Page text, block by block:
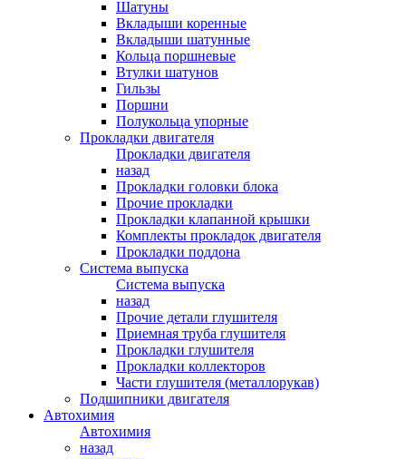
Шатуны
Вкладыши коренные
Вкладыши шатунные
Кольца поршневые
Втулки шатунов
Гильзы
Поршни
Полукольца упорные
Прокладки двигателя
Прокладки двигателя
назад
Прокладки головки блока
Прочие прокладки
Прокладки клапанной крышки
Комплекты прокладок двигателя
Прокладки поддона
Система выпуска
Система выпуска
назад
Прочие детали глушителя
Приемная труба глушителя
Прокладки глушителя
Прокладки коллекторов
Части глушителя (металлорукав)
Подшипники двигателя
Автохимия
Автохимия
назад